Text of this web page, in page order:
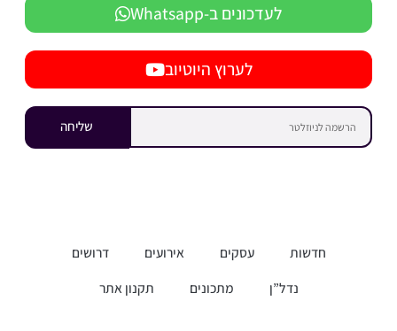
לעדכונים ב-Whatsapp
לערוץ היוטיוב
שליחה
חדשות עסקים אירועים
דרושים
נדל”ן
מתכונים תקנון אתר